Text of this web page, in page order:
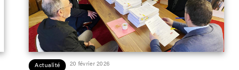
Actualité 20 février 2026